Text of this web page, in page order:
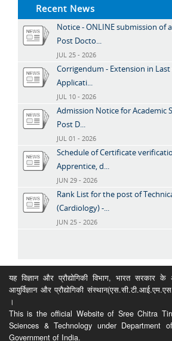
Recent News
Notice - ONLINE submission of
Post Docto...
JUL 25 - 2026
Corrigendum - Extension in
Applicati...
JUL 10 - 2026
Admission Notice for Academic
Post D...
JUL 01 - 2026
Schedule of Certificate
Apprentice, d...
JUN 29 - 2026
Rank List for the post of
(Cardiology) -...
JUN 25 - 2026
यह विज्ञान और प्रौद्योगिकी विभाग, भारत सरकार
आयुर्विज्ञान और प्रौद्योगिकी
।
This is the official Website of Sree Chitra
Sciences & Technology under Department
Government of India.